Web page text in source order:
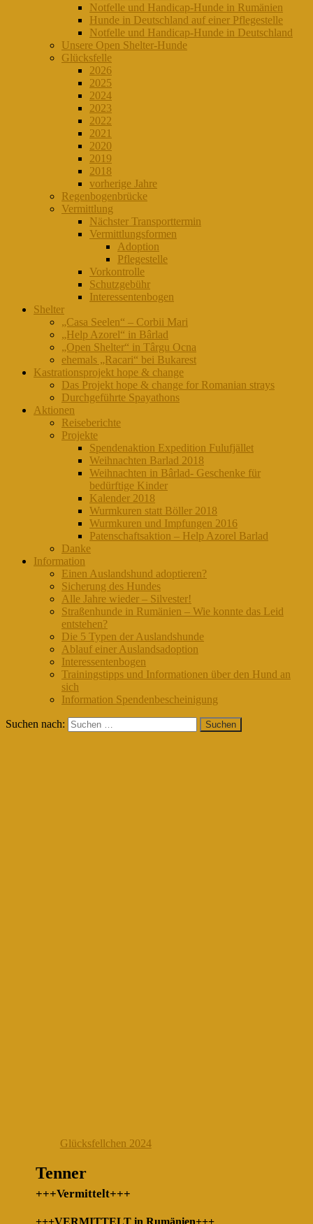
Notfelle und Handicap-Hunde in Rumänien
Hunde in Deutschland auf einer Pflegestelle
Notfelle und Handicap-Hunde in Deutschland
Unsere Open Shelter-Hunde
Glücksfelle
2026
2025
2024
2023
2022
2021
2020
2019
2018
vorherige Jahre
Regenbogenbrücke
Vermittlung
Nächster Transporttermin
Vermittlungsformen
Adoption
Pflegestelle
Vorkontrolle
Schutzgebühr
Interessentenbogen
Shelter
„Casa Seelen“ – Corbii Mari
„Help Azorel“ in Bârlad
„Open Shelter“ in Târgu Ocna
ehemals „Racari“ bei Bukarest
Kastrationsprojekt hope & change
Das Projekt hope & change for Romanian strays
Durchgeführte Spayathons
Aktionen
Reiseberichte
Projekte
Spendenaktion Expedition Fulufjället
Weihnachten Barlad 2018
Weihnachten in Bârlad- Geschenke für
bedürftige Kinder
Kalender 2018
Wurmkuren statt Böller 2018
Wurmkuren und Impfungen 2016
Patenschaftsaktion – Help Azorel Barlad
Danke
Information
Einen Auslandshund adoptieren?
Sicherung des Hundes
Alle Jahre wieder – Silvester!
Straßenhunde in Rumänien – Wie konnte das Leid
entstehen?
Die 5 Typen der Auslandshunde
Ablauf einer Auslandsadoption
Interessentenbogen
Trainingstipps und Informationen über den Hund an
sich
Information Spendenbescheinigung
Suchen nach:
Glücksfellchen 2024
Tenner
+++Vermittelt+++
+++VERMITTELT in Rumänien+++